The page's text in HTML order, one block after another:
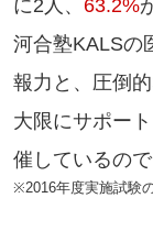
に2人、 63.2%
河合塾KALSの
報力と、圧倒
大限にサポー
催しているの
※2016年度実施試験